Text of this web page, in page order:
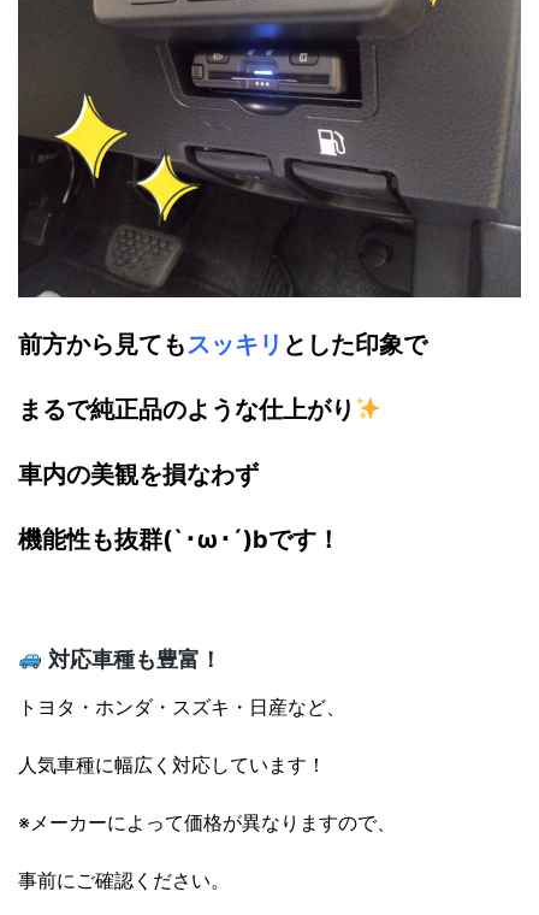
前方から見てもスッキリ とした印象で
まるで純正品のような仕上がり
車内の美観を損なわず
機能性も抜群(`･ω･´)bです！
対応車種も豊富！
トヨタ・ホンダ・スズキ・日産など、
人気車種に幅広く対応しています！
※メーカーによって価格が異なりますので、
事前にご確認ください。